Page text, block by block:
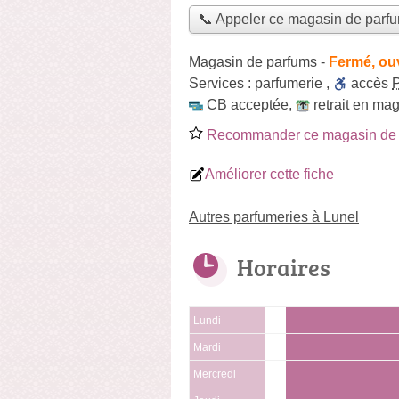
📞 Appeler ce magasin de
Magasin de parfums - Fermé,
Services : parfumerie , accès
CB acceptée,
retrait en
Recommander ce magasin
Améliorer cette fiche
Autres parfumeries à Lunel
Horaires
Lundi
Mardi
Mercredi